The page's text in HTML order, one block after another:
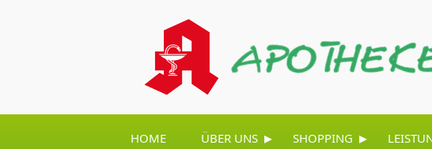
HOME ÜBER UNS ▸ SHOPPING ▸